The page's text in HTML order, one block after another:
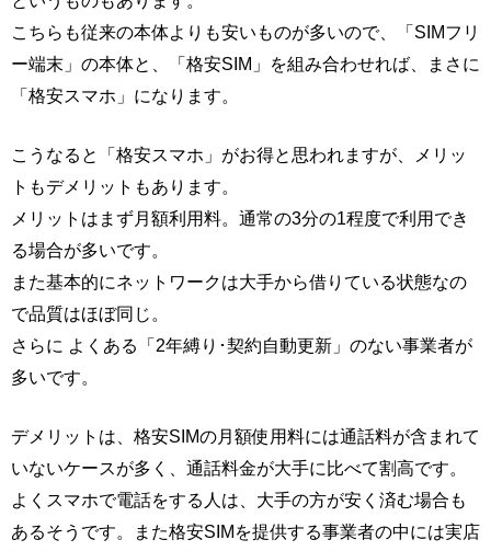
こちらも従来の本体よりも安いものが多いので、「SIMフリ
ー端末」の本体と、「格安SIM」を組み合わせれば、まさに
「格安スマホ」になります。
こうなると「格安スマホ」がお得と思われますが、メリッ
トもデメリットもあります。
メリットはまず月額利用料。通常の3分の1程度で利用でき
る場合が多いです。
また基本的にネットワークは大手から借りている状態なの
で品質はほぼ同じ。
さらに よくある「2年縛り･契約自動更新」のない事業者が
多いです。
デメリットは、格安SIMの月額使用料には通話料が含まれて
いないケースが多く、通話料金が大手に比べて割高です。
よくスマホで電話をする人は、大手の方が安く済む場合も
あるそうです。また格安SIMを提供する事業者の中には実店